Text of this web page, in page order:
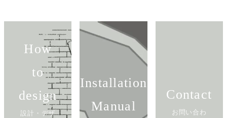
How
to
design
設計・デザ
Installation
Manual
Contact
お問い合わ